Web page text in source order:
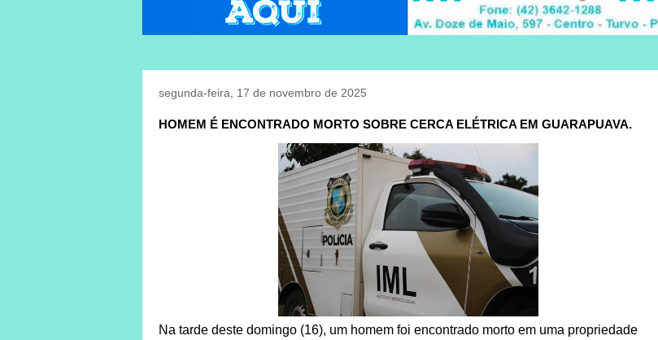
segunda-feira, 17 de novembro de 2025
HOMEM É ENCONTRADO MORTO SOBRE CERCA ELÉTRICA EM GUARAPUAVA.
Na tarde deste domingo (16), um homem foi encontrado morto em uma propriedade